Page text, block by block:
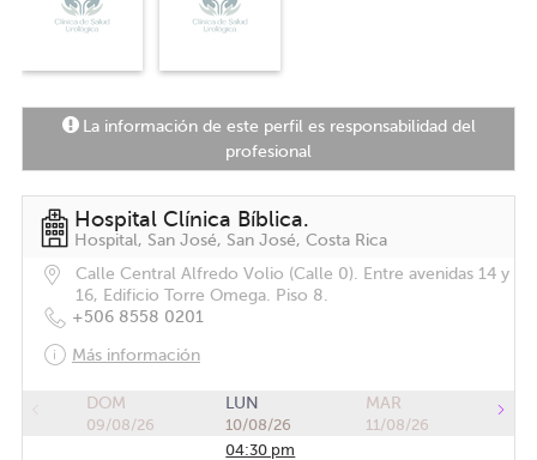
La información de este perfil es responsabilidad del
profesional
Hospital Clínica Bíblica.
Hospital, San José, San José, Costa Rica
Calle Central Alfredo Volio (Calle 0). Entre avenidas 14 y
16, Edificio Torre Omega. Piso 8.
+506 8558 0201
Más información
DOM
09/08/26
LUN
10/08/26
04:30 pm
MAR
11/08/26